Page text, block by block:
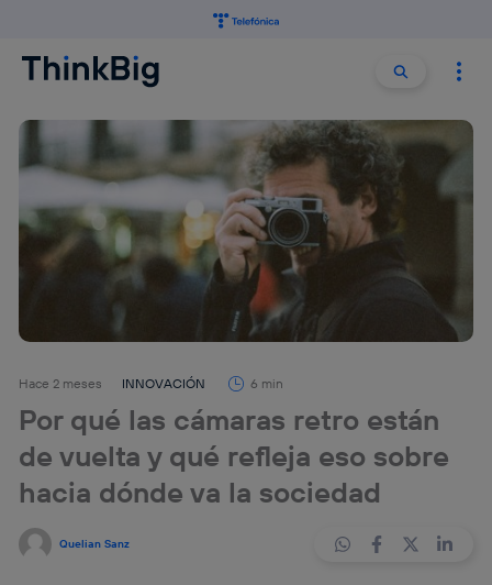
Buscar
Hace 2 meses INNOVACIÓN 6 min
Por qué las cámaras retro están
de vuelta y qué refleja eso sobre
hacia dónde va la sociedad
Quelian Sanz